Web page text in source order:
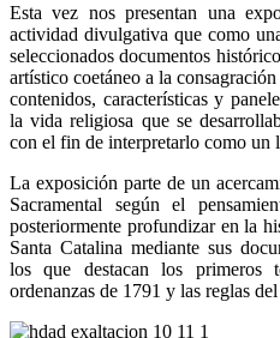
Esta vez nos presentan una
actividad divulgativa que como
seleccionados documentos
artístico coetáneo a la
contenidos, características y
la vida religiosa que se
con el fin de interpretarlo como un
La exposición parte de un
Sacramental según el
posteriormente profundizar en la
Santa Catalina mediante sus
los que destacan los
ordenanzas de 1791 y las reglas